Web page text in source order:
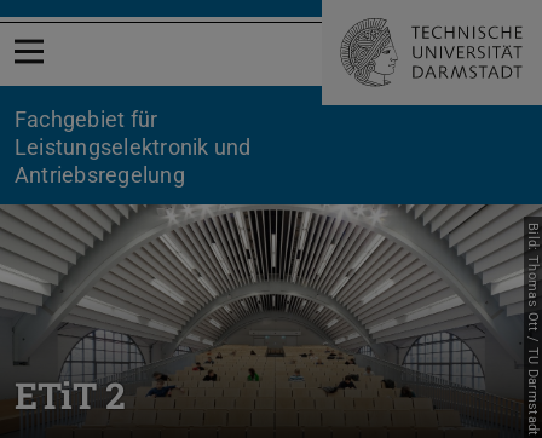
Menü öffnen
Fachgebiet für
Leistungselektronik und
Antriebsregelung
ETiT 2 Bild: Thomas Ott / TU Darmstadt